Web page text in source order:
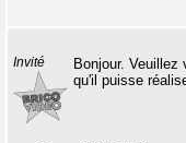
Invité
Bonjour. Veuillez
qu'il puisse